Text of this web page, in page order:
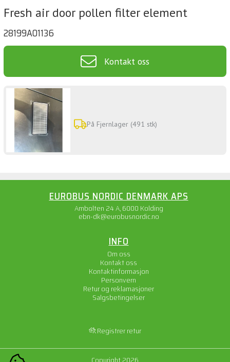
Fresh air door pollen filter element
28199A01136
Kontakt oss
På Fjernlager (491 stk)
INFO
Om oss
Kontakt oss
Kontaktinformasjon
Personvern
Retur og reklamasjoner
Salgsbetingelser
EUROBUS NORDIC DENMARK APS
Ambolten 24 A, 6000 Kolding
ebn-dk@eurobusnordic.no
Registrer retur